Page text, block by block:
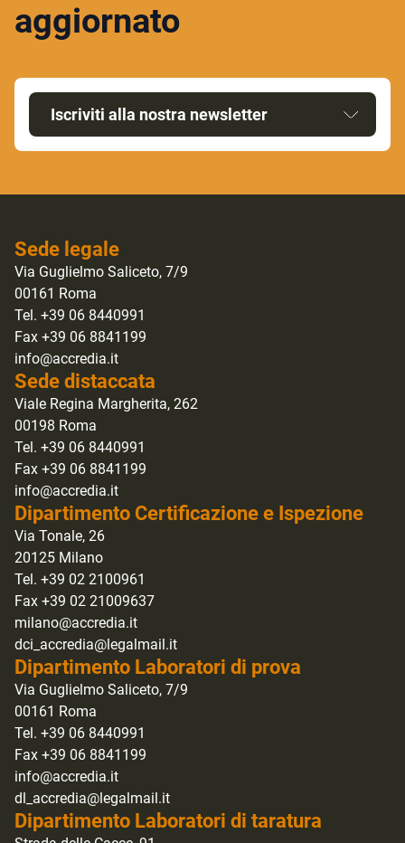
aggiornato
Iscriviti alla nostra newsletter
Sede legale
Via Guglielmo Saliceto, 7/9
00161 Roma
Tel. +39 06 8440991
Fax +39 06 8841199
info@accredia.it
Sede distaccata
Viale Regina Margherita, 262
00198 Roma
Tel. +39 06 8440991
Fax +39 06 8841199
info@accredia.it
Dipartimento Certificazione e Ispezione
Via Tonale, 26
20125 Milano
Tel. +39 02 2100961
Fax +39 02 21009637
milano@accredia.it
dci_accredia@legalmail.it
Dipartimento Laboratori di prova
Via Guglielmo Saliceto, 7/9
00161 Roma
Tel. +39 06 8440991
Fax +39 06 8841199
info@accredia.it
dl_accredia@legalmail.it
Dipartimento Laboratori di taratura